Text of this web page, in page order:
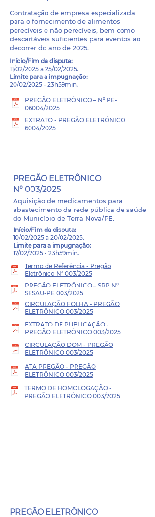
Contratação de empresa especializada
para o fornecimento de alimentos
perecíveis e não perecíveis, bem como
descartáveis suficientes para eventos ao
decorrer do ano de 2025.
Início/Fim da disputa:
11/02/2025 a 25/02/2025.
Limite para a impugnação:
20/02/2025 - 23h59min.
PREGÃO ELETRÔNICO – Nº PE-
06004/2025
EXTRATO - PREGÃO ELETRÔNICO
6004/2025
PREGÃO ELETRÔNICO
N° 003/2025
Aquisição de medicamentos para
abastecimento da rede pública de saúde
do Município de Terra Nova/PE.
Início/Fim da disputa:
10/02/2025 a 20/02/2025.
Limite para a impugnação:
17/02/2025 - 23h59min.
Termo de Referência - Pregão
Eletrônico N° 003/2025
PREGÃO ELETRÔNICO – SRP Nº
SESAU-PE 003/2025
CIRCULAÇÃO FOLHA - PREGÃO
ELETRÔNICO 003/2025
EXTRATO DE PUBLICAÇÃO -
PREGÃO ELETRÔNICO 003/2025
CIRCULAÇÃO DOM - PREGÃO
ELETRÔNICO 003/2025
ATA PREGÃO - PREGÃO
ELETRÔNICO 003/2025
TERMO DE HOMOLOGAÇÃO -
PREGÃO ELETRÔNICO 003/2025
PREGÃO ELETRÔNICO